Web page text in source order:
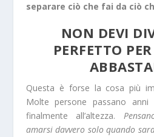
separare ciò che fai da ciò
NON DEVI
PERFETTO
Questa è forse la cosa più
Molte persone passano
finalmente all’altezza.
amarsi davvero solo quando